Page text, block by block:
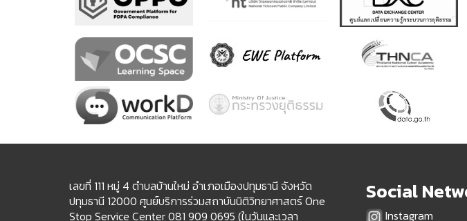
เลขที่ 111 หมู่ 4 ตำบลบ้านใหม่ อำเภอเมืองปทุมธานี จังหวัด
ปทุมธานี 12000 ศูนย์บริการร่วมสถาบันนิติวิทยาศาสตร์ One
Stop Service Center 081 909 0695 (ในวันและเวลา
Social
Instagram